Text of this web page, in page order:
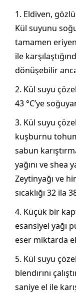
Eldiven,
Kül suyunu
tamamen
ile
dönüşebilir
Kül suyu
43 °C’ye
Kül suyu
kuşburnu
sabun
yağını ve shea
Zeytinyağı ve
sıcaklığı 32 ila
Küçük bir
esansiyel yağı
eser miktarda
Kül suyu
blendırını
saniye el ile